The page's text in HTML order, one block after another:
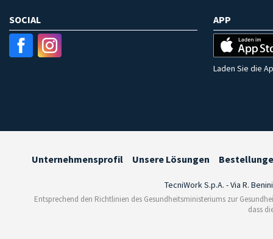
SOCIAL APP
Laden Sie die
Unternehmensprofil Unsere Lösungen
TecniWork S.p.A. - Via R.
Entsprechend den Richtlinien des Gesundheitsministeriums zur
dass